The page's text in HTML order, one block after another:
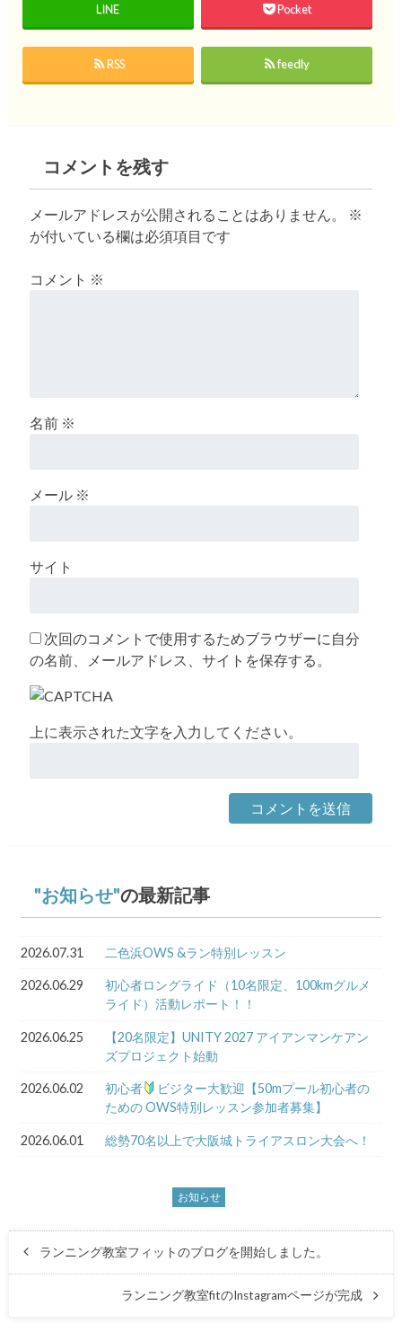
LINE Pocket
RSS feedly
コメントを残す
メールアドレスが公開されることはありません。
※
が付いている欄は必須項目です
コメント ※
名前 ※
メール ※
サイト
次回のコメントで使用するためブラウザーに自分
の名前、メールアドレス、サイトを保存する。
上に表示された文字を入力してください。
お知らせ の最新記事
2026.07.31 二色浜OWS &ラン特別レッスン
2026.06.29
初心者ロングライド（10名限定、100kmグルメ
ライド）活動レポート！！
2026.06.25
【20名限定】UNITY 2027 アイアンマンケアン
ズプロジェクト始動
2026.06.02 初心者
ビジター大歓迎【50mプール初心者の
ための OWS特別レッスン参加者募集】
2026.06.01 総勢70名以上で大阪城トライアスロン大会へ！
お知らせ
ランニング教室フィットのブログを開始しました。
ランニング教室fitのInstagramページが完成